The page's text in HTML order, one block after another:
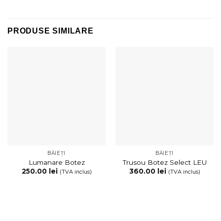
PRODUSE SIMILARE
BĂIEȚI
Lumanare Botez
250.00
lei (TVA inclus)
BĂIEȚI
Trusou Botez Select LEU
360.00
lei (TVA inclus)